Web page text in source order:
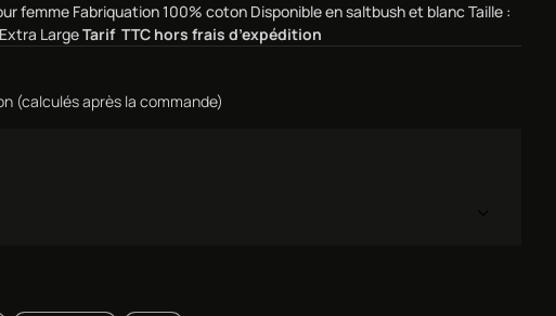
femme Fabriquation 100% coton Disponible en saltbush et blanc Taille :
LargeTarif TTC hors frais d’expédition
(calculés après la commande)